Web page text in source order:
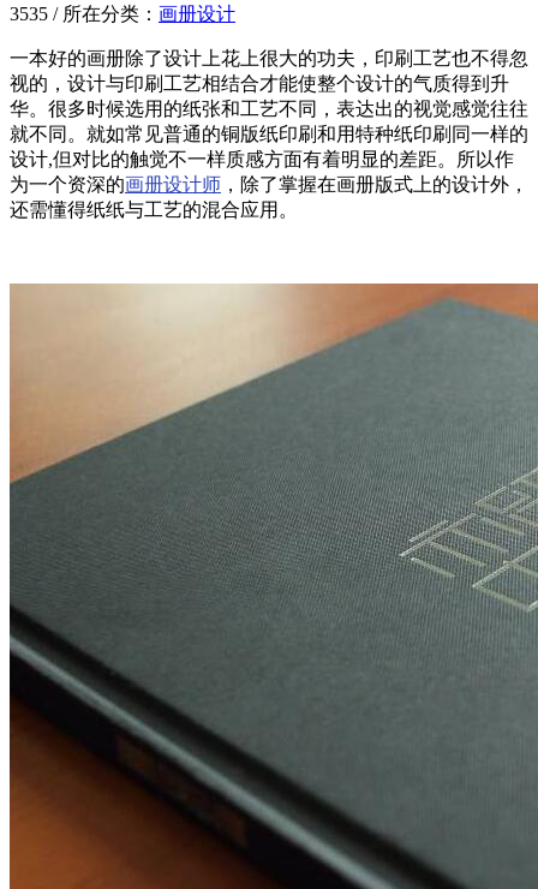
3535 / 所在分类： 画册设计
一本好的画册除了设计上花上很大的功夫，印刷工艺也不得忽
视的，设计与印刷工艺相结合才能使整个设计的气质得到升
华。很多时候选用的纸张和工艺不同，表达出的视觉感觉往往
就不同。就如常见普通的铜版纸印刷和用特种纸印刷同一样的
设计,但对比的触觉不一样质感方面有着明显的差距。所以作
为一个资深的画册设计师 ，除了掌握在画册版式上的设计外，
还需懂得纸纸与工艺的混合应用。